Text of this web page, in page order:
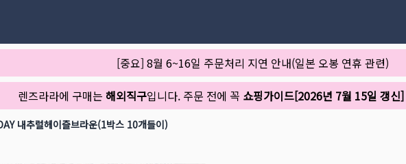
[중요] 8월 6~16일 주문처리 지연 안내(일본 오봉 연휴 관련)
렌즈라라에 구매는 해외직구입니다. 주문 전에 꼭 쇼핑가이드[2026년 7월 15일 갱신]
내추럴헤이즐브라운(1박스 10개들이)